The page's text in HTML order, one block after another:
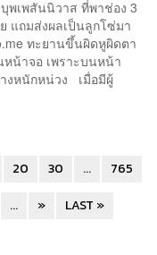
บุพเพสันนิวาส ที่พาช่อง 3
แถมส่งผลเป็นลูกโซ่มา
ทะยานขึ้นผิดหูผิดตา
น้าจอ เพราะบนหน้า
งหนักหน่วง เมื่อมีผู้
20 30 ...
765
... » LAST »